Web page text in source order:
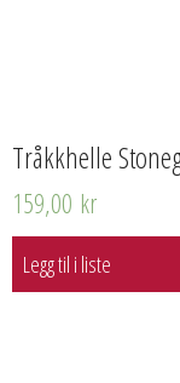
Tråkkhelle
159,00 kr
Legg til i liste